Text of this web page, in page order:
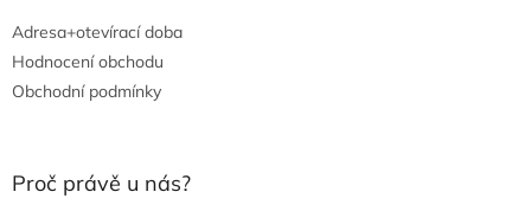
Adresa+otevírací doba
Hodnocení obchodu
Obchodní podmínky
Proč právě u nás?